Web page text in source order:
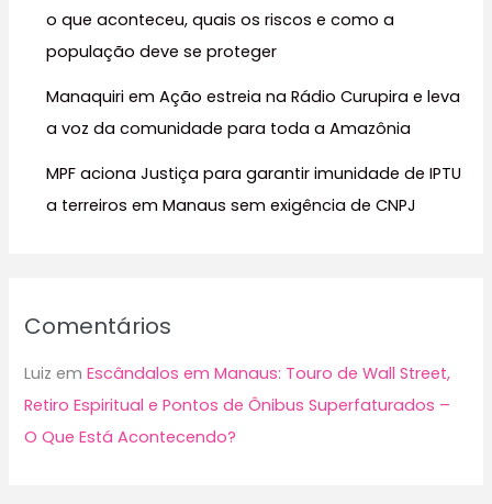
o que aconteceu, quais os riscos e como a
população deve se proteger
Manaquiri em Ação estreia na Rádio Curupira e leva
a voz da comunidade para toda a Amazônia
MPF aciona Justiça para garantir imunidade de IPTU
a terreiros em Manaus sem exigência de CNPJ
Comentários
Luiz emEscândalos em Manaus: Touro de Wall Street,
Retiro Espiritual e Pontos de Ônibus Superfaturados –
O Que Está Acontecendo?